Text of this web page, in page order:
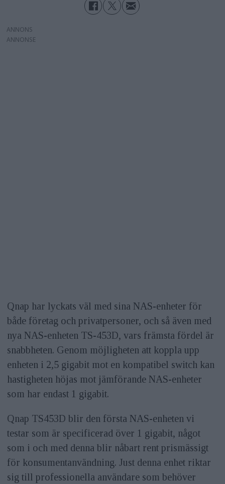
ANNONS
Qnap har lyckats väl med sina NAS-enheter för
både företag och privatpersoner, och så även med
nya NAS-enheten TS-453D, vars främsta fördel är
snabbheten. Genom möjligheten att koppla upp
enheten i 2,5 gigabit mot en kompatibel switch kan
hastigheten höjas mot jämförande NAS-enheter
som har endast 1 gigabit.
Qnap TS453D blir den första NAS-enheten vi
testar som är specificerad över 1 gigabit, något
som i och med denna blir nåbart rent prismässigt
för konsumentanvändning. Just denna enhet riktar
sig till professionella användare som behöver